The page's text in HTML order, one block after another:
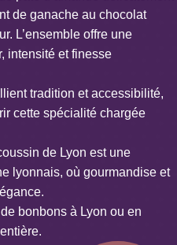
de ganache au chocolat
L’ensemble offre une
intensité et finesse
tradition et accessibilité,
cette spécialité chargée
de Lyon est une
lyonnais, où gourmandise et
bonbons à Lyon ou en